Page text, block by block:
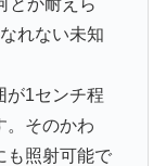
れない未知
が1センチ程
。そのかわ
も照射可能で